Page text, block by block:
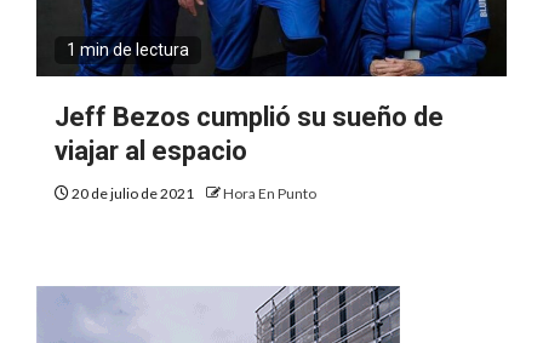
1 min de lectura
Jeff Bezos cumplió su sueño de
viajar al espacio
20 de julio de 2021 Hora En Punto